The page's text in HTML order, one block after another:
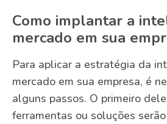
Como implantar a
mercado em sua
Para aplicar a estratégia da
mercado em sua empresa, é
alguns passos. O primeiro
ferramentas ou soluções